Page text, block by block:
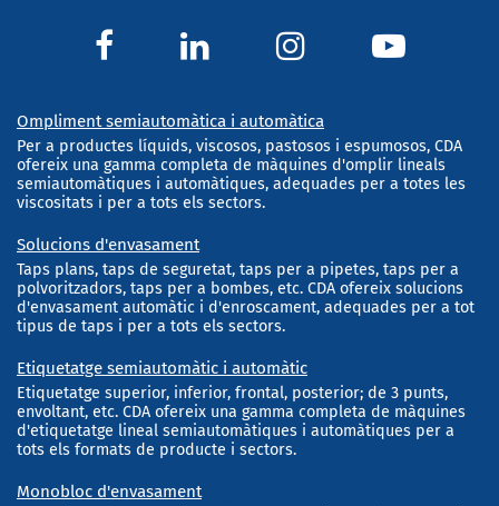
Ompliment semiautomàtica i automàtica
Per a productes líquids, viscosos, pastosos i espumosos, CDA
ofereix una gamma completa de màquines d'omplir lineals
semiautomàtiques i automàtiques, adequades per a totes les
viscositats i per a tots els sectors.
Solucions d'envasament
Taps plans, taps de seguretat, taps per a pipetes, taps per a
polvoritzadors, taps per a bombes, etc. CDA ofereix solucions
d'envasament automàtic i d'enroscament, adequades per a tot
tipus de taps i per a tots els sectors.
Etiquetatge semiautomàtic i automàtic
Etiquetatge superior, inferior, frontal, posterior; de 3 punts,
envoltant, etc. CDA ofereix una gamma completa de màquines
d'etiquetatge lineal semiautomàtiques i automàtiques per a
tots els formats de producte i sectors.
Monobloc d'envasament